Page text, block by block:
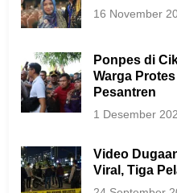
16 November
Ponpes di
Warga
Pesantren
1 Desember
Video
Viral, Tiga